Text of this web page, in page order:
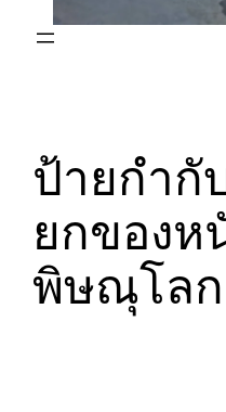
ป้ายกำกั
ยกของห
พิษณุโลก